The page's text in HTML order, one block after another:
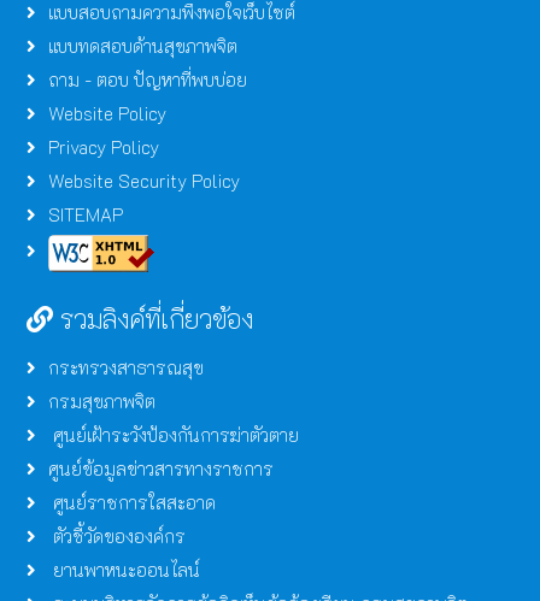
แบบสอบถามความพึงพอใจเว็บไซต์
แบบทดสอบด้านสุขภาพจิต
ถาม - ตอบ ปัญหาที่พบบ่อย
Website Policy
Privacy Policy
Website Security Policy
SITEMAP
รวมลิงค์ที่เกี่ยวข้อง
กระทรวงสาธารณสุข
กรมสุขภาพจิต
ศูนย์เฝ้าระวังป้องกันการฆ่าตัวตาย
ศูนย์ข้อมูลข่าวสารทางราชการ
ศูนย์ราชการใสสะอาด
ตัวชี้วัดขององค์กร
ยานพาหนะออนไลน์